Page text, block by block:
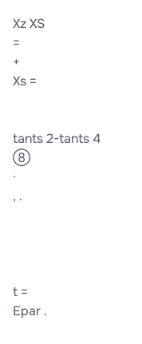
Xz XS
=
+
Xs =
tants 2-tants 4
⑧
·
, .
t =
Epar .